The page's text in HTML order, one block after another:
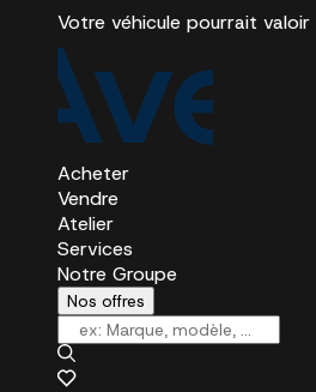
Votre véhicule pourrait
Acheter
Vendre
Atelier
Services
Notre Groupe
Nos offres